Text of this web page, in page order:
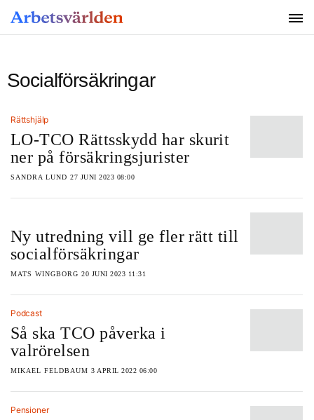
Socialförsäkringar
Rättshjälp
LO-TCO Rättsskydd har skurit
ner på försäkringsjurister
SANDRA LUND 27 JUNI 2023 08:00
Ny utredning vill ge fler rätt till
socialförsäkringar
MATS WINGBORG 20 JUNI 2023 11:31
Podcast
Så ska TCO påverka i
valrörelsen
MIKAEL FELDBAUM 3 APRIL 2022 06:00
Pensioner